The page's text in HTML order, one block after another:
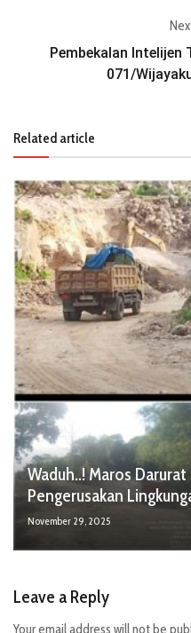
Pembekalan Intelijen
071/
Related article
Waduh..! Maros
Pengerusakan
November 29, 2025
Leave a Reply
Your email address will not be